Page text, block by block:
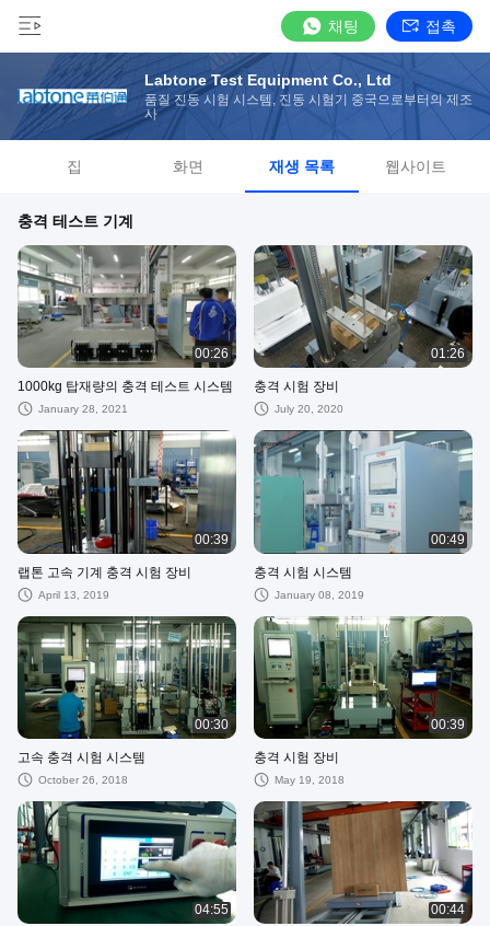
채팅 접촉
Labtone Test Equipment Co., Ltd
품질 진동 시험 시스템, 진동 시험기 중국으로부터의 제조
사
집 화면 재생 목록 웹사이트
충격 테스트 기계
00:26
1000kg 탑재량의 충격 테스트 시스템
January 28, 2021
01:26
충격 시험 장비
July 20, 2020
00:39
랩톤 고속 기계 충격 시험 장비
April 13, 2019
00:49
충격 시험 시스템
January 08, 2019
00:30
고속 충격 시험 시스템
October 26, 2018
00:39
충격 시험 장비
May 19, 2018
04:55 00:44